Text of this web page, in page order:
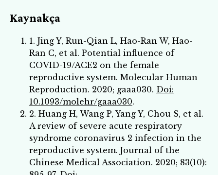
Kaynakça
1. Jing Y, Run-Qian L, Hao-Ran W, Hao-
Ran C, et al. Potential influence of
COVID-19/ACE2 on the female
reproductive system. Molecular Human
Reproduction. 2020; gaaa030. Doi:
10.1093/molehr/gaaa030.
2. Huang H, Wang P, Yang Y, Chou S, et al.
A review of severe acute respiratory
syndrome coronavirus 2 infection in the
reproductive system. Journal of the
Chinese Medical Association. 2020; 83(10):